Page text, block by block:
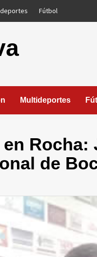
Fútbol
Multideportes
Rocha:
de